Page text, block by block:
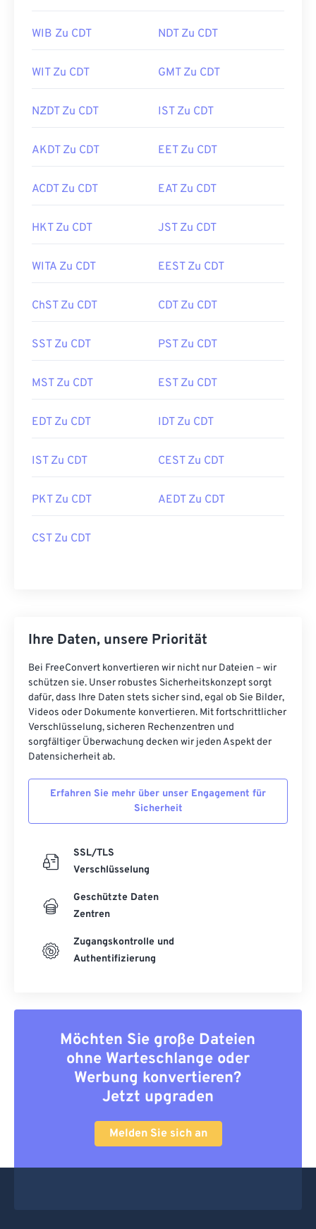
WIB Zu CDT NDT Zu CDT
WIT Zu CDT GMT Zu CDT
NZDT Zu CDT IST Zu CDT
AKDT Zu CDT EET Zu CDT
ACDT Zu CDT EAT Zu CDT
HKT Zu CDT JST Zu CDT
WITA Zu CDT EEST Zu CDT
ChST Zu CDT CDT Zu CDT
SST Zu CDT PST Zu CDT
MST Zu CDT EST Zu CDT
EDT Zu CDT IDT Zu CDT
IST Zu CDT CEST Zu CDT
PKT Zu CDT AEDT Zu CDT
CST Zu CDT
Ihre Daten, unsere Priorität
Bei FreeConvert konvertieren wir nicht nur Dateien – wir
schützen sie. Unser robustes Sicherheitskonzept sorgt
dafür, dass Ihre Daten stets sicher sind, egal ob Sie Bilder,
Videos oder Dokumente konvertieren. Mit fortschrittlicher
Verschlüsselung, sicheren Rechenzentren und
sorgfältiger Überwachung decken wir jeden Aspekt der
Datensicherheit ab.
Erfahren Sie mehr über unser Engagement für
Sicherheit
SSL/TLS
Verschlüsselung
Geschützte Daten
Zentren
Zugangskontrolle und
Authentifizierung
Möchten Sie große Dateien
ohne Warteschlange oder
Werbung konvertieren?
Jetzt upgraden
Melden Sie sich an